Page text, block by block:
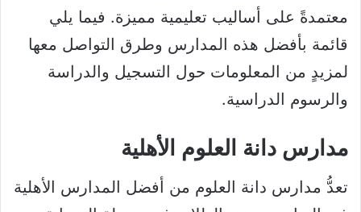
معتمدةً على أساليب تعليمية مميزة. فيما يلي
قائمة بأفضل هذه المدارس وطرق التواصل معها
لمزيدٍ من المعلومات حول التسجيل والدراسة
والرسوم الدراسية.
مدارس دانة العلوم الأهلية
تعدُّ مدارس دانة العلوم من أفضل المدارس الأهلية